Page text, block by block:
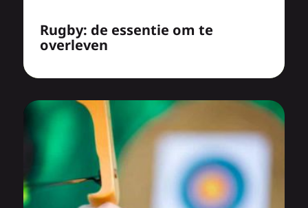
Rugby: de essentie om te
overleven